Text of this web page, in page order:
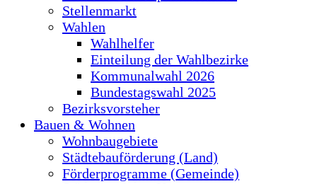
Stellenmarkt
Wahlen
Wahlhelfer
Einteilung der Wahlbezirke
Kommunalwahl 2026
Bundestagswahl 2025
Bezirksvorsteher
Bauen & Wohnen
Wohnbaugebiete
Städtebauförderung (Land)
Förderprogramme (Gemeinde)